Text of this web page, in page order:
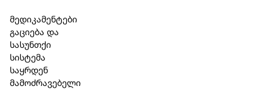
მედიკამენტები
გაციება და
სასუნთქი
სისტემა
საყრდენ
მამოძრავებელი